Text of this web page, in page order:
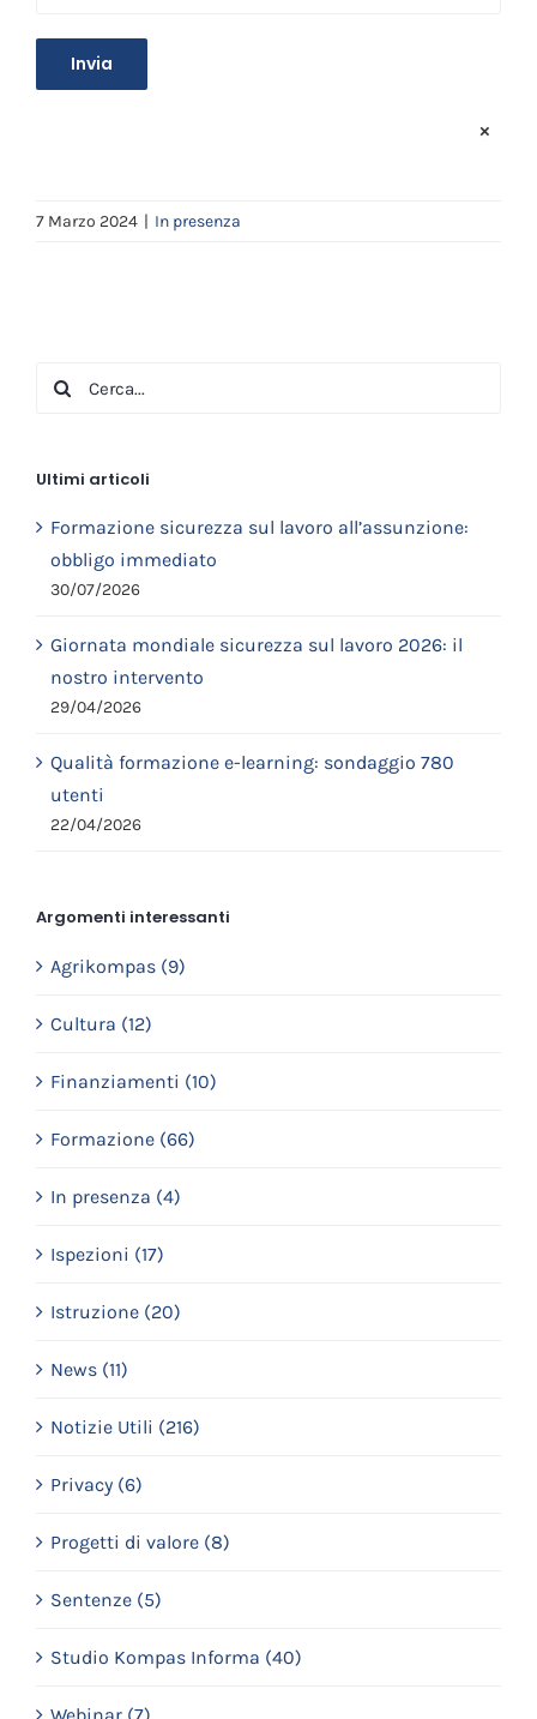
×
7 Marzo 2024 | In presenza
Cerca
Ultimi articoli
Formazione sicurezza sul lavoro all’assunzione:
obbligo immediato
30/07/2026
Giornata mondiale sicurezza sul lavoro 2026: il
nostro intervento
29/04/2026
Qualità formazione e-learning: sondaggio 780
utenti
22/04/2026
Argomenti interessanti
Agrikompas (9)
Cultura (12)
Finanziamenti (10)
Formazione (66)
In presenza (4)
Ispezioni (17)
Istruzione (20)
News (11)
Notizie Utili (216)
Privacy (6)
Progetti di valore (8)
Sentenze (5)
Studio Kompas Informa (40)